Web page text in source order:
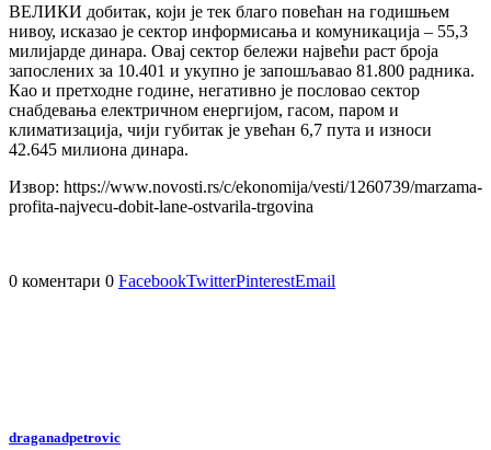
ВЕЛИКИ добитак, који је тек благо повећан на годишњем
нивоу, исказао је сектор информисања и комуникација – 55,3
милијарде динара. Овај сектор бележи највећи раст броја
запослених за 10.401 и укупно је запошљавао 81.800 радника.
Као и претходне године, негативно је пословао сектор
снабдевања електричном енергијом, гасом, паром и
климатизација, чији губитак је увећан 6,7 пута и износи
42.645 милиона динара.
Извор: https://www.novosti.rs/c/ekonomija/vesti/1260739/marzama-
profita-najvecu-dobit-lane-ostvarila-trgovina
0 коментари 0 FacebookTwitterPinterestEmail
draganadpetrovic